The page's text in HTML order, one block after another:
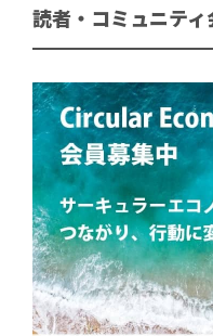
読者・コミュニティ